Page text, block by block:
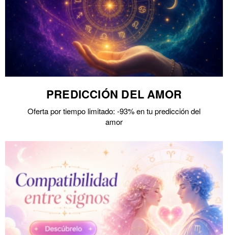
PREDICCIÓN DEL AMOR
Oferta por tiempo limitado: -93% en tu predicción del
amor